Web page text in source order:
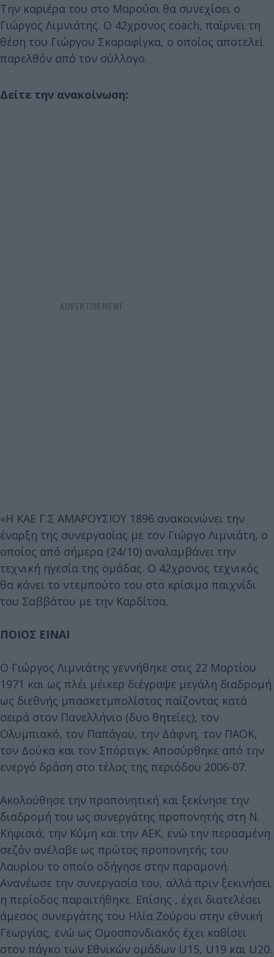
Την καριέρα του στο Μαρούσι θα συνεχίσει ο
Γιώργος Λιμνιάτης. Ο 42χρονος coach, παίρνει τη
θέση του Γιώργου Σκαραφίγκα, ο οποίος αποτελεί
παρελθόν από τον σύλλογο.
Δείτε την ανακοίνωση:
«Η ΚΑΕ Γ.Σ ΑΜΑΡΟΥΣΙΟΥ 1896 ανακοινώνει την
έναρξη της συνεργασίας με τον Γιώργο Λιμνιάτη, ο
οποίος από σήμερα (24/10) αναλαμβάνει την
τεχνική ηγεσία της ομάδας. Ο 42χρονος τεχνικός
θα κάνει το ντεμπούτο του στο κρίσιμο παιχνίδι
του Σαββάτου με την Καρδίτσα.
ΠΟΙΟΣ ΕΙΝΑΙ
Ο Γιώργος Λιμνιάτης γεννήθηκε στις 22 Μαρτίου
1971 και ως πλέι μέικερ διέγραψε μεγάλη διαδρομή
ως διεθνής μπασκετμπολίστας παίζοντας κατά
σειρά στον Πανελλήνιο (δυο θητείες), τον
Ολυμπιακό, τον Παπάγου, την Δάφνη, τον ΠΑΟΚ,
τον Δούκα και τον Σπόρτιγκ. Αποσύρθηκε από την
ενεργό δράση στο τέλος της περιόδου 2006-07.
Ακολούθησε την προπονητική και ξεκίνησε την
διαδρομή του ως συνεργάτης προπονητής στη Ν.
Κηφισιά, την Κύμη και την ΑΕΚ, ενώ την περασμένη
σεζόν ανέλαβε ως πρώτος προπονητής του
Λαυρίου το οποίο οδήγησε στην παραμονή.
Ανανέωσε την συνεργασία του, αλλά πριν ξεκινήσει
η περίοδος παραιτήθηκε. Επίσης , έχει διατελέσει
άμεσος συνεργάτης του Ηλία Ζούρου στην εθνική
Γεωργίας, ενώ ως Ομοσπονδιακός έχει καθίσει
στον πάγκο των Εθνικών ομάδων U15, U19 και U20.